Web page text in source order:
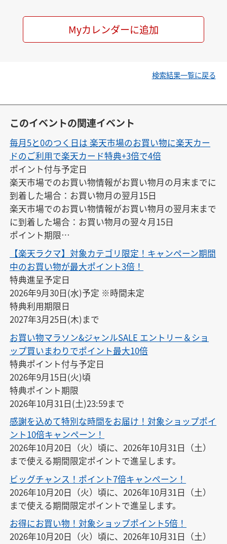
Myカレンダーに追加
検索結果一覧に戻る
このイベントの関連イベント
毎月5と0のつく日は 楽天市場のお買い物に楽天カー
ドのご利用で楽天カード特典+3倍で4倍
ポイント付与予定日
楽天市場でのお買い物情報がお買い物月の月末までに
到着した場合：お買い物月の翌月15日
楽天市場でのお買い物情報がお買い物月の翌月末まで
に到着した場合：お買い物月の翌々月15日
ポイント期限
付与の翌月末日23:59
【楽天ラクマ】対象カテゴリ限定！キャンペーン期間
中のお買い物が最大ポイント3倍！
特典進呈予定日
2026年9月30日(水)予定 ※時間未定
特典利用期限日
2027年3月25日(木)まで
お買い物マラソン&ジャンルSALE エントリー＆ショ
ップ買いまわりでポイント最大10倍
特典ポイント付与予定日
2026年9月15日(火)頃
特典ポイント期限
2026年10月31日(土)23:59まで
感謝を込めて特別な時間をお届け！対象ショップポイ
ント10倍キャンペーン！
2026年10月20日（火）頃に、2026年10月31日（土）
まで使える期間限定ポイントで進呈します。
ビッグチャンス！ポイント7倍キャンペーン！
2026年10月20日（火）頃に、2026年10月31日（土）
まで使える期間限定ポイントで進呈します。
お得にお買い物！対象ショップポイント5倍！
2026年10月20日（火）頃に、2026年10月31日（土）